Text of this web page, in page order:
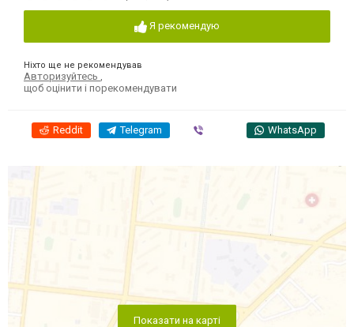
Я рекомендую
Ніхто ще не рекомендував
Авторизуйтесь
щоб оцінити і порекомендувати
Reddit Telegram WhatsApp
Показати на карті